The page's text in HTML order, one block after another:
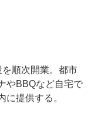
順次開業。都市
やBBQなど自宅で
に提供する。